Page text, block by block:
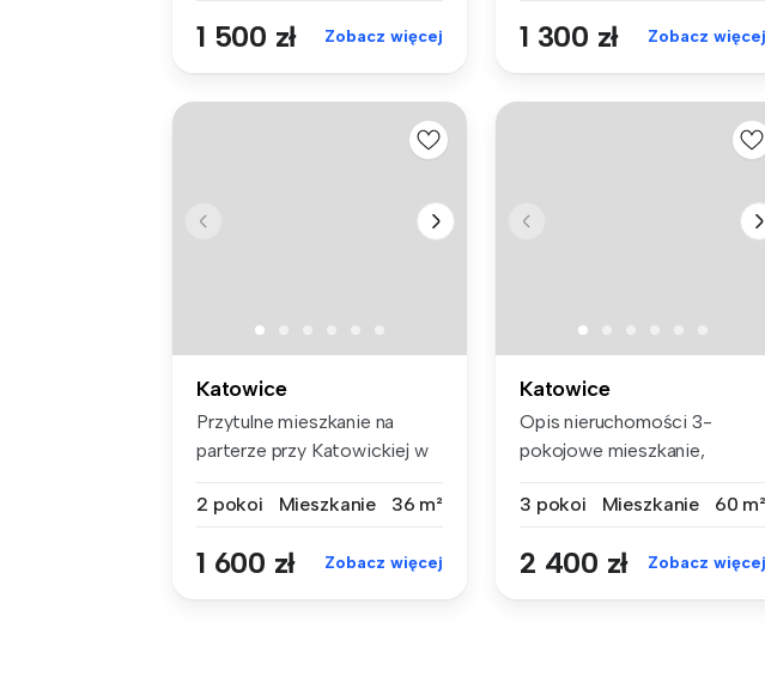
1 500 zł Zobacz więcej 1 300 zł Zobacz więcej
Katowice
Przytulne mieszkanie na
parterze przy Katowickiej w
2 pokoi
Mieszkanie 36 m²
1 600 zł Zobacz więcej
Katowice
Opis nieruchomości 3-
pokojowe mieszkanie,
3 pokoi
Mieszkanie 60 m²
2 400 zł Zobacz więcej